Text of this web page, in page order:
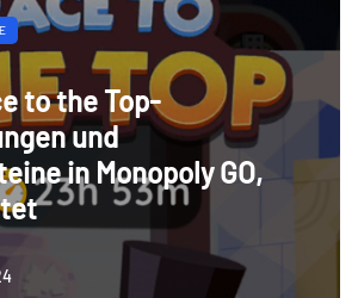
to the Top-
und
​​in Monopoly GO,